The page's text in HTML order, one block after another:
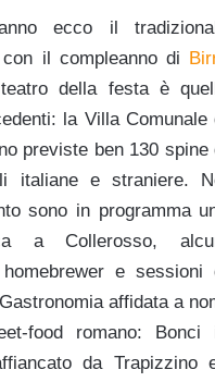
ecco il
con il compleanno di
della festa è
la Villa Comunale
previste ben 130 spine
italiane e straniere.
sono in programma
a Collerosso,
e sessioni
affidata a
food romano: Bonci
da Trapizzino